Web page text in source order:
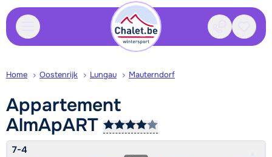
Contact
Home Oostenrijk Lungau Mauterndorf
Appartement
AlmApART
7-4